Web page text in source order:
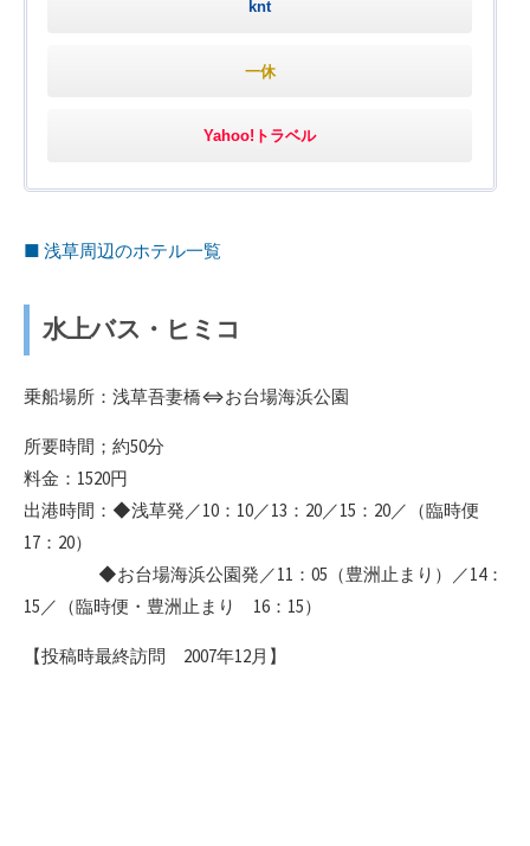
knt
一休
Yahoo!トラベル
■ 浅草周辺のホテル一覧
水上バス・ヒミコ
乗船場所：浅草吾妻橋⇔お台場海浜公園
所要時間；約50分
料金：1520円
出港時間：◆浅草発／10：10／13：20／15：20／（臨時便
17：20）
◆お台場海浜公園発／11：05（豊洲止まり）／14：
15／（臨時便・豊洲止まり 16：15）
【投稿時最終訪問 2007年12月】